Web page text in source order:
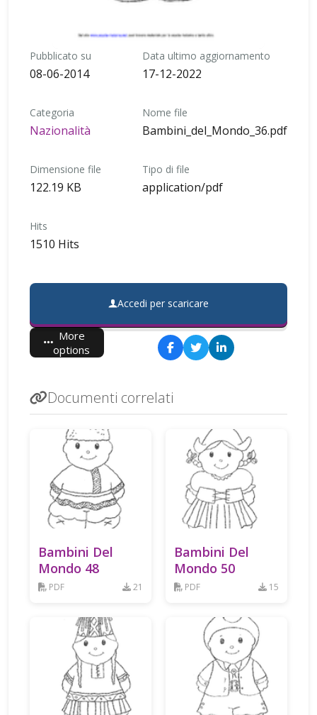
Pubblicato su
08-06-2014
Data ultimo aggiornamento
17-12-2022
Categoria
Nazionalità
Nome file
Bambini_del_Mondo_36.pdf
Dimensione file
122.19 KB
Tipo di file
application/pdf
Hits
1510 Hits
Accedi per scaricare
More
options
Documenti correlati
Bambini Del
Mondo 48
PDF 21
Bambini Del
Mondo 50
PDF 15